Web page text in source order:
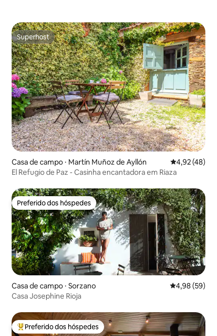
Superhost
Superhost
Casa de campo ⋅ Martín Muñoz de Ayllón 4,92 de uma
4,92 (48)
El Refugio de Paz - Casinha encantadora em Riaza
Preferido dos hóspedes
Preferido dos hóspedes
Casa de campo ⋅ Sorzano 4,98 de uma
4,98 (59)
Casa Josephine Rioja
Entre os melhores preferidos dos hóspedes
Preferido dos hóspedes